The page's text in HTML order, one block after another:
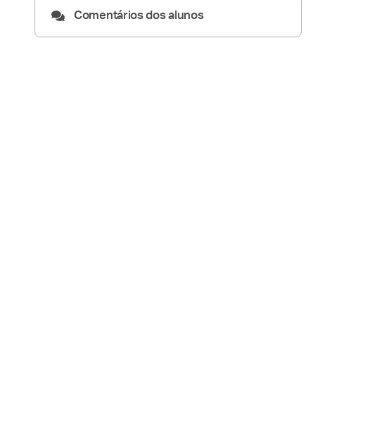
Comentários dos alunos